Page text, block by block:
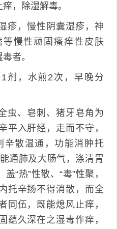
，除湿解毒。
，慢性阴囊湿疹，神
慢性顽固瘙痒性皮肤
者。
，水煎2次，早晚分
、皂刺、猪牙皂角为
平入肝经，走而不守，
辛散温通，功能消肿托
通肺及大肠气，涤清胃
“热”性散、“毒”性聚，
托辛扬不得消散，而全
同伍，既能熄风止痒，
蕴久深在之湿毒作痒，